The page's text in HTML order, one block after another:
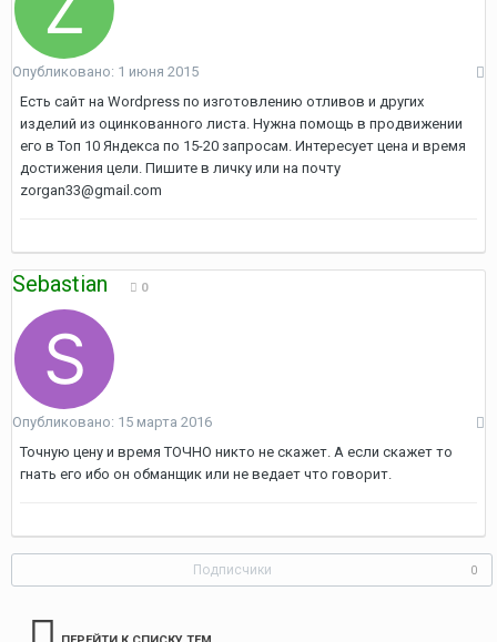
Опубликовано: 1 июня 2015
Есть сайт на Wordpress по изготовлению отливов и других
изделий из оцинкованного листа. Нужна помощь в продвижении
его в Топ 10 Яндекса по 15-20 запросам. Интересует цена и время
достижения цели. Пишите в личку или на почту
zorgan33@gmail.com
Sebastian 0
Опубликовано: 15 марта 2016
Точную цену и время ТОЧНО никто не скажет. А если скажет то
гнать его ибо он обманщик или не ведает что говорит.
Подписчики 0